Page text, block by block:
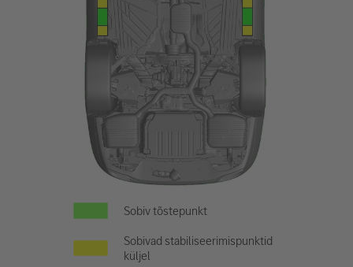
Sobiv tõstepunkt
Sobivad stabiliseerimispunktid
küljel